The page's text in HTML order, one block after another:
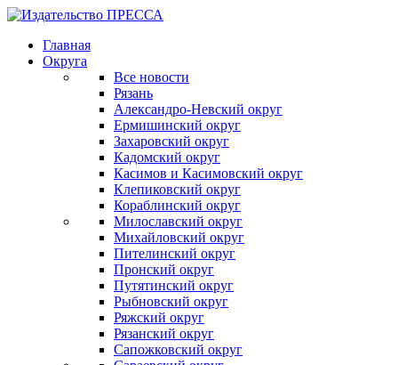
Главная
Округа
Все новости
Рязань
Александро-Невский округ
Ермишинский округ
Захаровский округ
Кадомский округ
Касимов и Касимовский округ
Клепиковский округ
Кораблинский округ
Милославский округ
Михайловский округ
Пителинский округ
Пронский округ
Путятинский округ
Рыбновский округ
Ряжский округ
Рязанский округ
Сапожковский округ